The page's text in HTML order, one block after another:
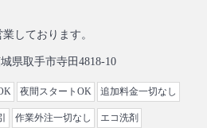
しております。
県取手市寺田4818-10
夜間スタートOK 追加料金一切なし
作業外注一切なし エコ洗剤